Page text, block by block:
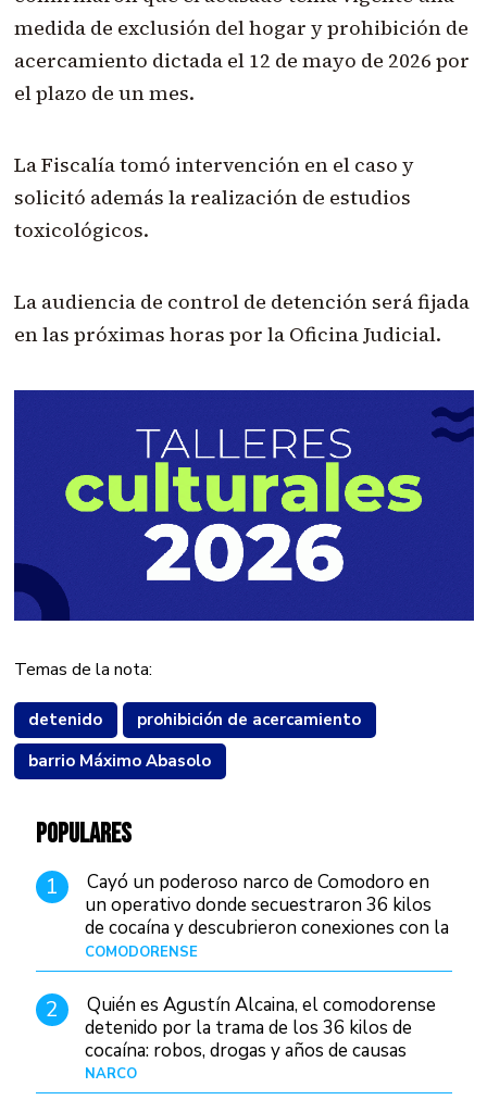
medida de exclusión del hogar y prohibición de
acercamiento dictada el 12 de mayo de 2026 por
el plazo de un mes.
La Fiscalía tomó intervención en el caso y
solicitó además la realización de estudios
toxicológicos.
La audiencia de control de detención será fijada
en las próximas horas por la Oficina Judicial.
Temas de la nota:
detenido
prohibición de acercamiento
barrio Máximo Abasolo
POPULARES
1
Cayó un poderoso narco de Comodoro en
un operativo donde secuestraron 36 kilos
de cocaína y descubrieron conexiones con la
Patagonia
COMODORENSE
2
Quién es Agustín Alcaina, el comodorense
detenido por la trama de los 36 kilos de
cocaína: robos, drogas y años de causas
judiciales
NARCO